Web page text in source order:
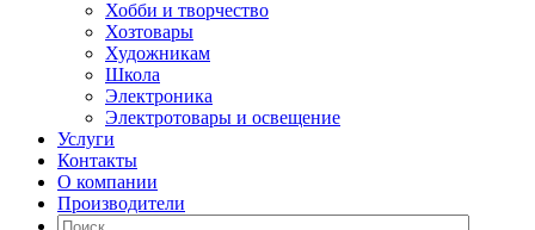
Хобби и творчество
Хозтовары
Художникам
Школа
Электроника
Электротовары и освещение
Услуги
Контакты
О компании
Производители